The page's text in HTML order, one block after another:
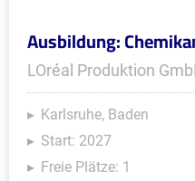
Ausbildung:
LOréal Produktion
Karlsruhe, Baden
Start: 2027
Freie Plätze: 1